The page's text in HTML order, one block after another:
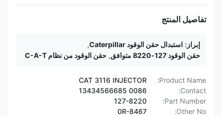
تفاصيل المنتج
إبراز: استبدال حقن الوقود Caterpillar
,
حقن الوقود 127-8220 متوافق
, حقن الوقود من نظام C-A-T
Product Name:
CAT 3116 INJECTOR
Contact:
0086 13434566685
Part Number:
127-8220
Other No:
0R-8467